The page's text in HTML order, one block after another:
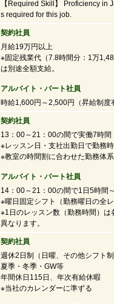
【Required Skill】 Proficiency in
s required for this job.
契約社員
月給19万円以上
※固定残業代（7.8時間分：1万
は別途全額支給。
アルバイト・パート社員
時給1,600円～2,500円
（昇給制
契約社員
13：00～21：00の間で実働7時間
※レッスン日・支社出勤日で勤務
※教室の時間割に合わせた勤務体
アルバイト・パート社員
14：00～21：00の間で1日5時間
※曜日固定シフト（勤務曜日の全レ
※1日のレッスン数（勤務時間）は
異なります。
契約社員
週休2日制（日曜、その他シフト
夏季・冬季・GW等
年間休日115日、年次有給休暇
※当社のカレンダーに準ずる